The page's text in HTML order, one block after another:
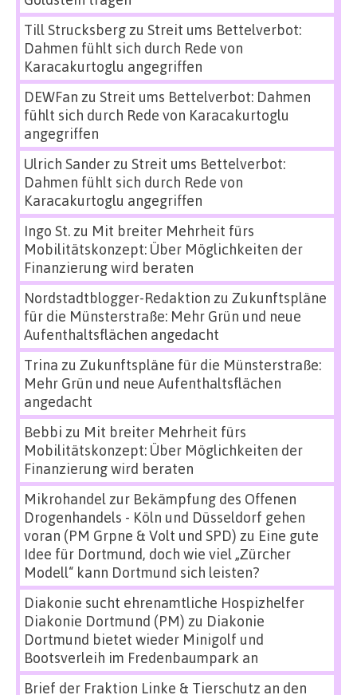
Till Strucksbergzu Streit ums Bettelverbot:
Dahmen fühlt sich durch Rede von
Karacakurtoglu angegriffen
DEWFan zu Streit ums Bettelverbot: Dahmen
fühlt sich durch Rede von Karacakurtoglu
angegriffen
Ulrich Sanderzu Streit ums Bettelverbot:
Dahmen fühlt sich durch Rede von
Karacakurtoglu angegriffen
Ingo St.zu Mit breiter Mehrheit fürs
Mobilitätskonzept: Über Möglichkeiten der
Finanzierung wird beraten
Nordstadtblogger-Redaktion zu Zukunftspläne
für die Münsterstraße: Mehr Grün und neue
Aufenthaltsflächen angedacht
Trina zu Zukunftspläne für die Münsterstraße:
Mehr Grün und neue Aufenthaltsflächen
angedacht
Bebbi zu Mit breiter Mehrheit fürs
Mobilitätskonzept: Über Möglichkeiten der
Finanzierung wird beraten
Mikrohandel zur Bekämpfung des Offenen
Drogenhandels - Köln und Düsseldorf gehen
voran (PM Grpne & Volt und SPD) zu Eine gute
Idee für Dortmund, doch wie viel „Zürcher
Modell“ kann Dortmund sich leisten?
Diakonie sucht ehrenamtliche Hospizhelfer
Diakonie Dortmund (PM) zu Diakonie
Dortmund bietet wieder Minigolf und
Bootsverleih im Fredenbaumpark an
Brief der Fraktion Linke & Tierschutz an den